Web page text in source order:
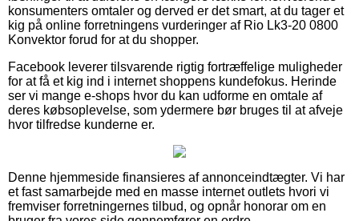
konsumenters omtaler og derved er det smart, at du tager et
kig på online forretningens vurderinger af Rio Lk3-20 0800
Konvektor forud for at du shopper.
Facebook leverer tilsvarende rigtig fortræffelige muligheder
for at få et kig ind i internet shoppens kundefokus. Herinde
ser vi mange e-shops hvor du kan udforme en omtale af
deres købsoplevelse, som ydermere bør bruges til at afveje
hvor tilfredse kunderne er.
Denne hjemmeside finansieres af annonceindtægter. Vi har
et fast samarbejde med en masse internet outlets hvori vi
fremviser forretningernes tilbud, og opnår honorar om en